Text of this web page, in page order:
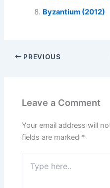
Byzantium (2012)
PREVIOUS
Leave a Comment
Your email address will
fields are marked *
here..